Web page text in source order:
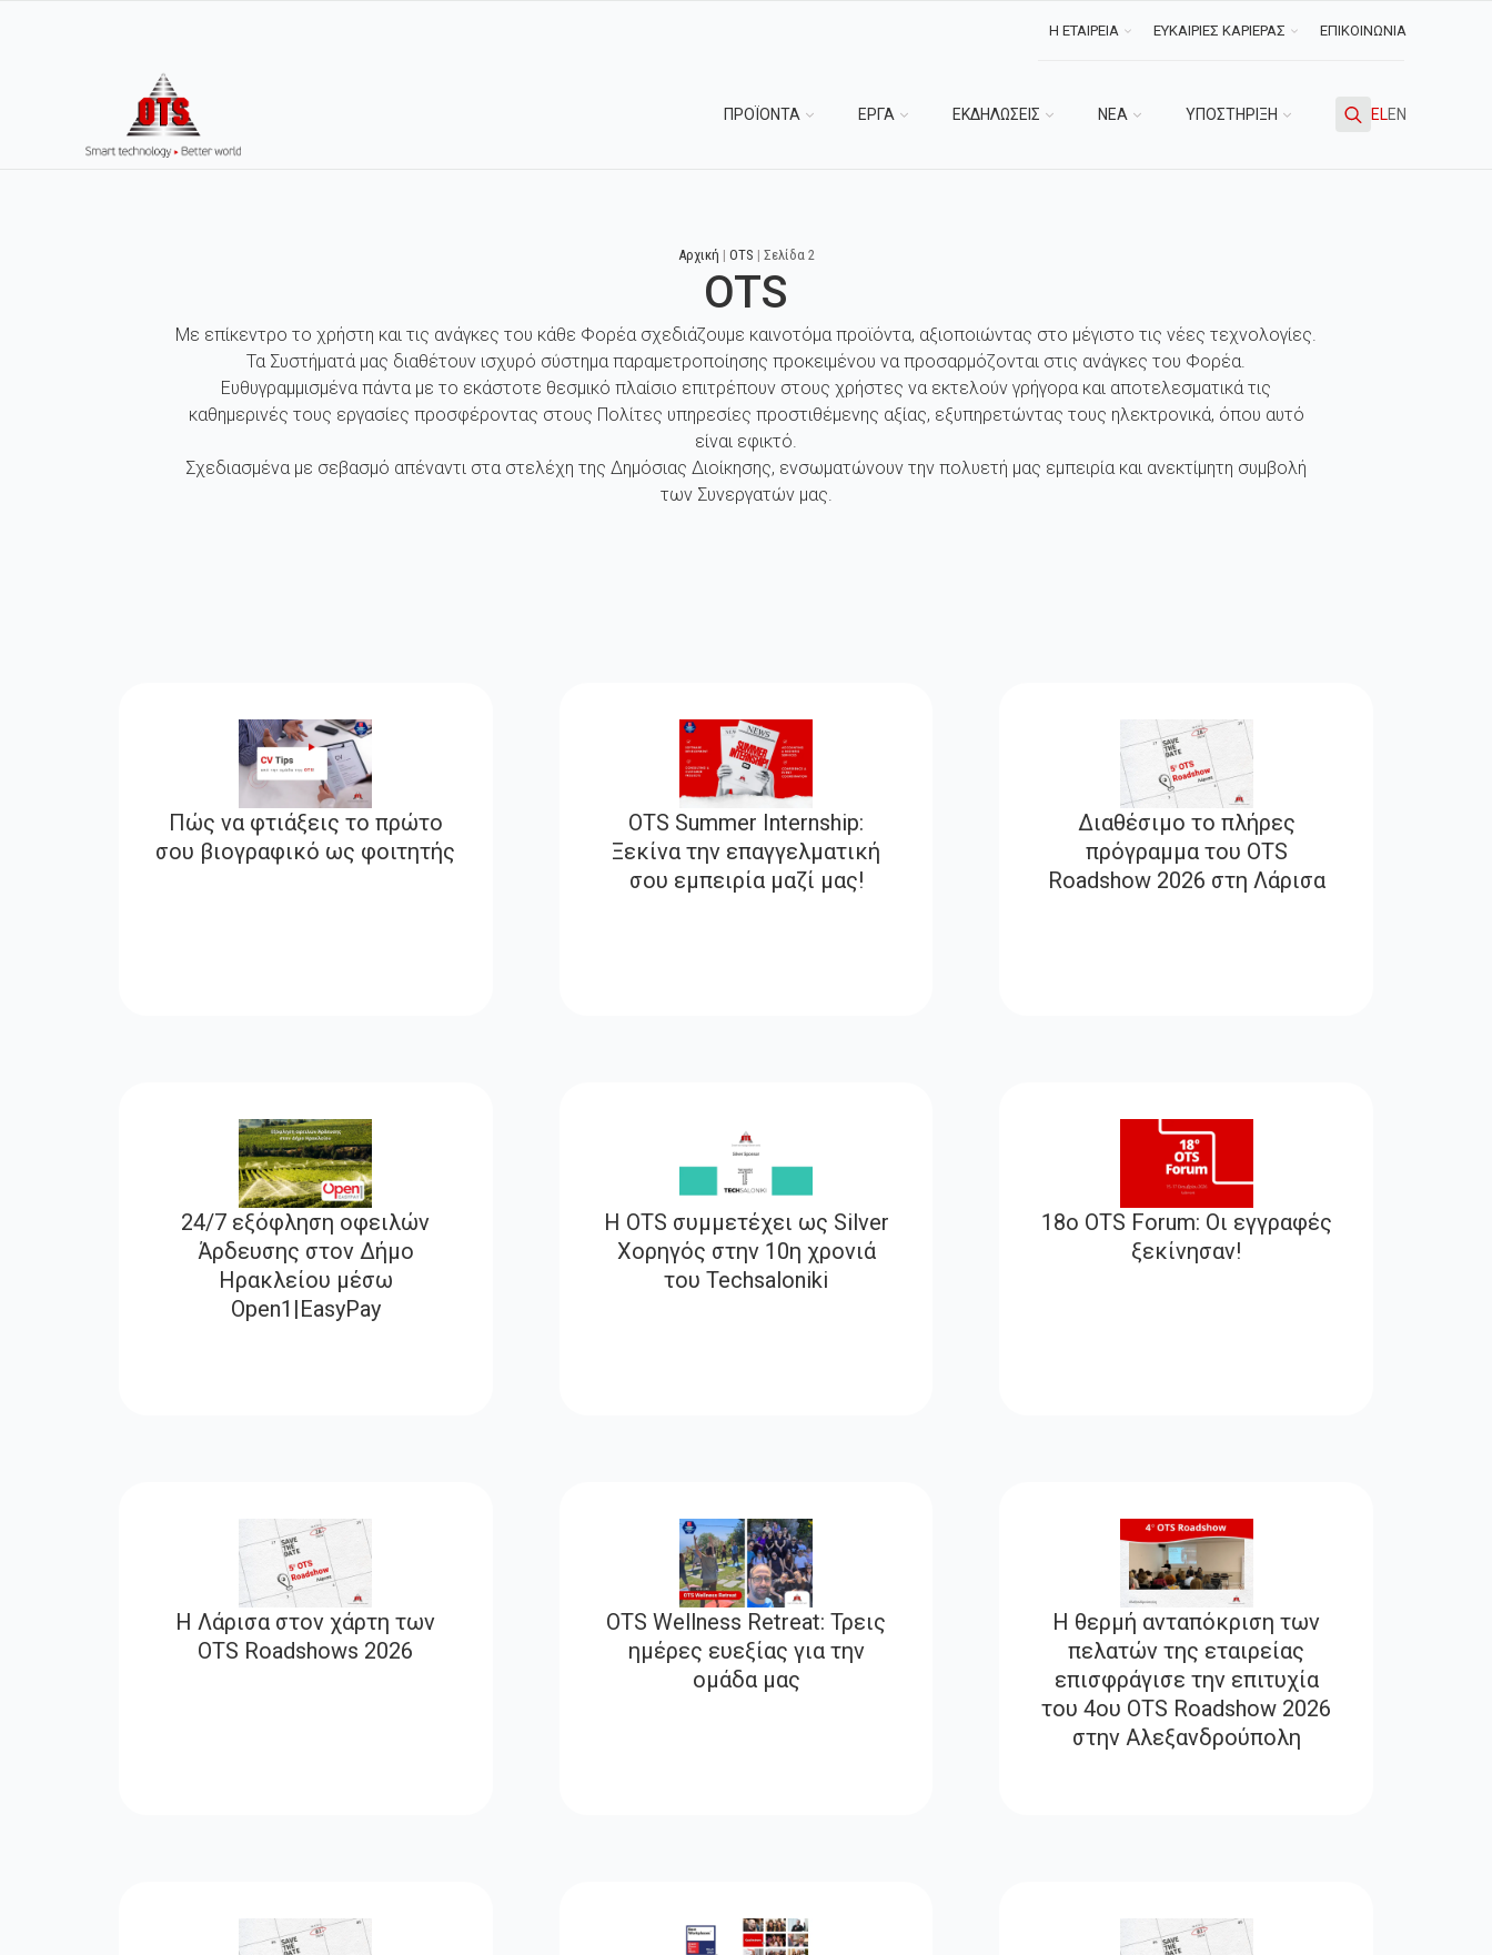
Η ΕΤΑΙΡΕΙΑ ΕΥΚΑΙΡΙΕΣ ΚΑΡΙΕΡΑΣ ΕΠΙΚΟΙΝΩΝΙΑ
ΠΡΟΪΟΝΤΑ ΕΡΓΑ ΕΚΔΗΛΩΣΕΙΣ ΝΕΑ ΥΠΟΣΤΗΡΙΞΗ ELEN
Αρχική | OTS | Σελίδα 2
OTS
Με επίκεντρο το χρήστη και τις ανάγκες του κάθε Φορέα σχεδιάζουμε καινοτόμα προϊόντα, αξιοποιώντας στο μέγιστο τις νέες τεχνολογίες.
Τα Συστήματά μας διαθέτουν ισχυρό σύστημα παραμετροποίησης προκειμένου να προσαρμόζονται στις ανάγκες του Φορέα.
Ευθυγραμμισμένα πάντα με το εκάστοτε θεσμικό πλαίσιο επιτρέπουν στους χρήστες να εκτελούν γρήγορα και αποτελεσματικά τις
καθημερινές τους εργασίες προσφέροντας στους Πολίτες υπηρεσίες προστιθέμενης αξίας, εξυπηρετώντας τους ηλεκτρονικά, όπου αυτό
είναι εφικτό.
Σχεδιασμένα με σεβασμό απέναντι στα στελέχη της Δημόσιας Διοίκησης, ενσωματώνουν την πολυετή μας εμπειρία και ανεκτίμητη συμβολή
των Συνεργατών μας.
Πώς να φτιάξεις το πρώτο
σου βιογραφικό ως φοιτητής
OTS Summer Internship:
Ξεκίνα την επαγγελματική
σου εμπειρία μαζί μας!
Διαθέσιμο το πλήρες
πρόγραμμα του OTS
Roadshow 2026 στη Λάρισα
24/7 εξόφληση οφειλών
Άρδευσης στον Δήμο
Ηρακλείου μέσω
Open1|EasyPay
Η OTS συμμετέχει ως Silver
Χορηγός στην 10η χρονιά
του Techsaloniki
18ο OTS Forum: Οι εγγραφές
ξεκίνησαν!
Η Λάρισα στον χάρτη των
OTS Roadshows 2026
OTS Wellness Retreat: Τρεις
ημέρες ευεξίας για την
ομάδα μας
Η θερμή ανταπόκριση των
πελατών της εταιρείας
επισφράγισε την επιτυχία
του 4ου OTS Roadshow 2026
στην Αλεξανδρούπολη